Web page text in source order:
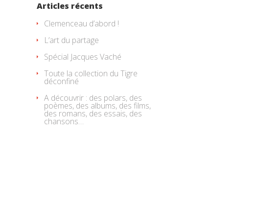
Articles récents
Clemenceau d’abord !
L’art du partage
Spécial Jacques Vaché
Toute la collection du Tigre
déconfiné
A découvrir : des polars, des
poèmes, des albums, des films,
des romans, des essais, des
chansons…